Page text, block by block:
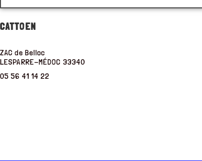
CATTOEN
ZAC de Belloc
LESPARRE-MÉDOC 33340
05 56 41 14 22